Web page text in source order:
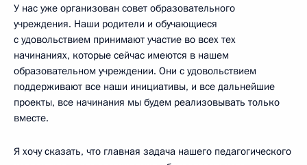
У нас уже организован совет образовательного
учреждения. Наши родители и обучающиеся
с удовольствием принимают участие во всех тех
начинаниях, которые сейчас имеются в нашем
образовательном учреждении. Они с удовольствием
поддерживают все наши инициативы, и все дальнейшие
проекты, все начинания мы будем реализовывать только
вместе.
Я хочу сказать, что главная задача нашего педагогического